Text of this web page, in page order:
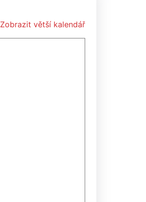
Zobrazit větší kalendář